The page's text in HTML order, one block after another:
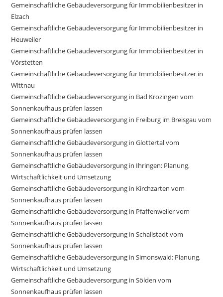
Gemeinschaftliche Gebäudeversorgung für Immobilienbesitzer in
Elzach
Gemeinschaftliche Gebäudeversorgung für Immobilienbesitzer in
Heuweiler
Gemeinschaftliche Gebäudeversorgung für Immobilienbesitzer in
Vörstetten
Gemeinschaftliche Gebäudeversorgung für Immobilienbesitzer in
Wittnau
Gemeinschaftliche Gebäudeversorgung in Bad Krozingen vom
Sonnenkaufhaus prüfen lassen
Gemeinschaftliche Gebäudeversorgung in Freiburg im Breisgau vom
Sonnenkaufhaus prüfen lassen
Gemeinschaftliche Gebäudeversorgung in Glottertal vom
Sonnenkaufhaus prüfen lassen
Gemeinschaftliche Gebäudeversorgung in Ihringen: Planung,
Wirtschaftlichkeit und Umsetzung
Gemeinschaftliche Gebäudeversorgung in Kirchzarten vom
Sonnenkaufhaus prüfen lassen
Gemeinschaftliche Gebäudeversorgung in Pfaffenweiler vom
Sonnenkaufhaus prüfen lassen
Gemeinschaftliche Gebäudeversorgung in Schallstadt vom
Sonnenkaufhaus prüfen lassen
Gemeinschaftliche Gebäudeversorgung in Simonswald: Planung,
Wirtschaftlichkeit und Umsetzung
Gemeinschaftliche Gebäudeversorgung in Sölden vom
Sonnenkaufhaus prüfen lassen